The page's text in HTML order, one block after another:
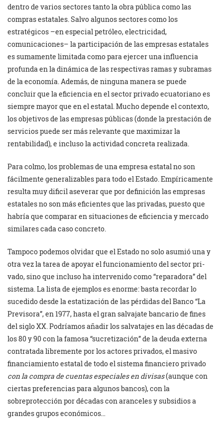
dentro de varios sectores tanto la obra pública como las
compras estatales. Salvo algunos sectores como los
estratégicos –en especial petróleo, electricidad,
comunicaciones– la participación de las empresas estatales
es suma­mente limitada como para ejercer una influencia
profunda en la dinámica de las respectivas ramas y subramas
de la economía. Además, de ninguna manera se puede
concluir que la eficiencia en el sector privado ecuatoriano es
siempre mayor que en el estatal. Mucho depende el contexto,
los objetivos de las empresas públicas (donde la prestación de
servicios puede ser más relevante que maximizar la
rentabilidad), e incluso la actividad concreta realizada.
Para colmo, los problemas de una empresa estatal no son
fácilmente gene­ralizables para todo el Estado. Empíricamente
resulta muy dificil ase­verar que por definición las empresas
estatales no son más eficientes que las privadas, puesto que
habría que comparar en situaciones de eficiencia y mercado
similares cada caso concreto.
Tampoco podemos olvidar que el Estado no solo asumió una y
otra vez la tarea de apoyar el funcionamiento del sector pri­
vado, sino que incluso ha intervenido como “reparadora” del
sistema. La lista de ejemplos es enorme: basta recordar lo
sucedido desde la estatización de las pérdidas del Banco “La
Previsora”, en 1977, hasta el gran salvajate bancario de fines
del siglo XX. Podríamos añadir los salvatajes en las décadas de
los 80 y 90 con la famosa “sucreti­zación” de la deuda externa
contratada libremente por los ac­tores privados, el masivo
financiamiento estatal de todo el sistema financiero privado
con la compra de cuentas especiales en divisas(aunque con
ciertas preferencias para algunos bancos), con la
sobreprotección por décadas con aranceles y subsidios a
grandes grupos económicos…